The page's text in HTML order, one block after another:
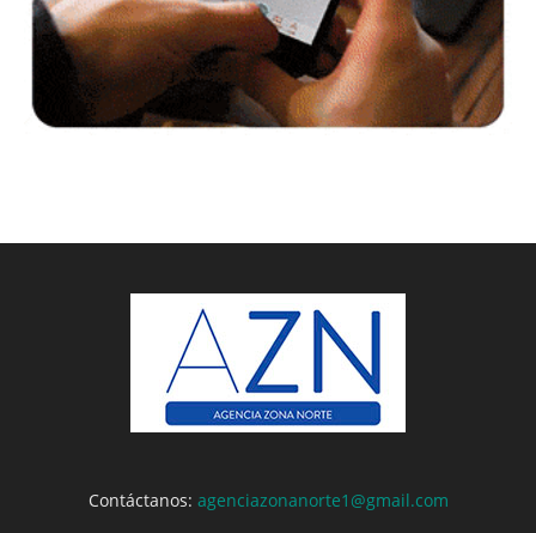
Contáctanos: agenciazonanorte1@gmail.com